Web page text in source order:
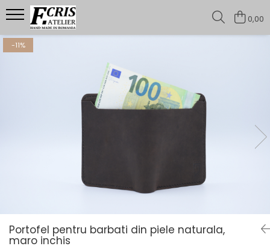
Portofele barbati
0,00
Portofel pentru barbati din piele naturala,
maro inchis
-11%